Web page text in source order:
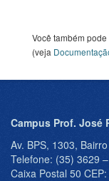
Você também
(veja
Campus Prof. José
Av. BPS, 1303,
Telefone: (35) 3629
Caixa Postal 50